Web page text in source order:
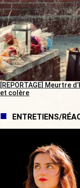
[REPORTAGE] Meurtre
et colère
ENTRETIENS/